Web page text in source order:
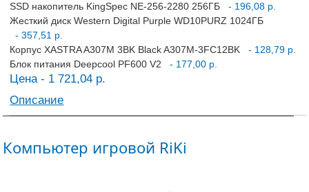
SSD накопитель KingSpec NE-256-2280 256ГБ
- 196,08 р.
Жесткий диск Western Digital Purple WD10PURZ 1024ГБ
- 357,51 р.
Корпус XASTRA A307M 3BK Black A307M-3FC12BK
- 128,79 р.
Блок питания Deepcool PF600 V2
- 177,00 р.
Цена - 1 721,04 р.
Описание
Компьютер игровой RiKi